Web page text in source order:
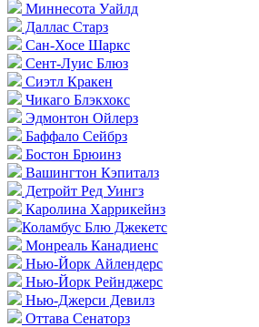
Миннесота Уайлд
Даллас Старз
Сан-Хосе Шаркс
Сент-Луис Блюз
Сиэтл Кракен
Чикаго Блэкхокс
Эдмонтон Ойлерз
Баффало Сейбрз
Бостон Брюинз
Вашингтон Кэпиталз
Детройт Ред Уингз
Каролина Харрикейнз
Коламбус Блю Джекетс
Монреаль Канадиенс
Нью-Йорк Айлендерс
Нью-Йорк Рейнджерс
Нью-Джерси Девилз
Оттава Сенаторз